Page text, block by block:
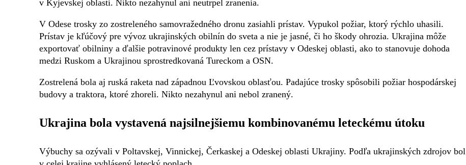
v Kyjevskej oblasti. Nikto nezahynul ani neutrpel zranenia.
V Odese trosky zo zostreleného samovražedného dronu zasiahli prístav. Vypukol požiar, ktorý rýchlo uhasili.
Prístav je kľúčový pre vývoz ukrajinských obilnín do sveta a nie je jasné, či ho škody ohrozia. Ukrajina môže
exportovať obilniny a ďalšie potravinové produkty len cez prístavy v Odeskej oblasti, ako to stanovuje dohoda
medzi Ruskom a Ukrajinou sprostredkovaná Tureckom a OSN.
Zostrelená bola aj ruská raketa nad západnou Ľvovskou oblasťou. Padajúce trosky spôsobili požiar hospodárskej
budovy a traktora, ktoré zhoreli. Nikto nezahynul ani nebol zranený.
Ukrajina bola vystavená najsilnejšiemu kombinovanému leteckému útoku
Výbuchy sa ozývali v Poltavskej, Vinnickej, Čerkaskej a Odeskej oblasti Ukrajiny. Podľa ukrajinských zdrojov bol